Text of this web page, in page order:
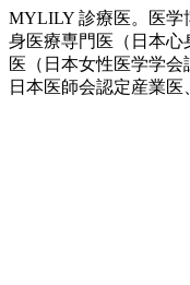
MYLILY 診療医。医学
身医療専門医（日本心
医（日本女性医学学会
日本医師会認定産業